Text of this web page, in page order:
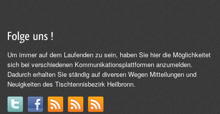
Um immer auf dem Laufenden zu sein, haben Sie hier die Möglichkeitet
sich bei verschiedenen Kommunikationsplattformen anzumelden.
Dadurch erhalten Sie ständig auf diversen Wegen Mitteilungen und
Neuigkeiten des Tischtennisbezirk Heilbronn.